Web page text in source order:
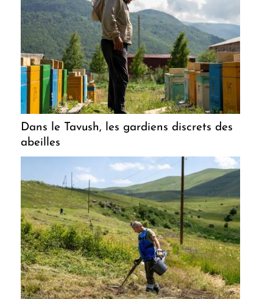
Dans le Tavush, les gardiens discrets des
abeilles